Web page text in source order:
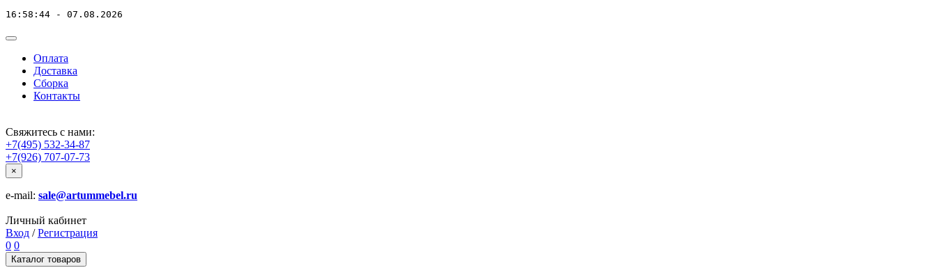
16:58:44 - 07.08.2026
Оплата
Доставка
Сборка
Контакты
Свяжитесь с нами:
+7(495) 532-34-87
+7(926) 707-07-73
×
e-mail: sale@artummebel.ru
Личный кабинет
Вход / Регистрация
0 0
Каталог товаров